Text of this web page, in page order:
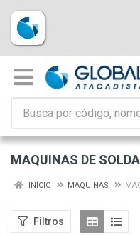
MAQUINAS DE SOLDA
INÍCIO MAQUINAS
Filtros